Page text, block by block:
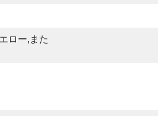
ロー,また